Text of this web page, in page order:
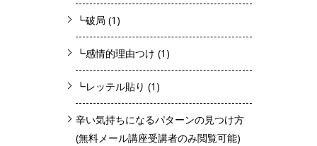
┗破局 (1)
┗感情的理由つけ (1)
┗レッテル貼り (1)
辛い気持ちになるパターンの見つけ方
(無料メール講座受講者のみ閲覧可能)